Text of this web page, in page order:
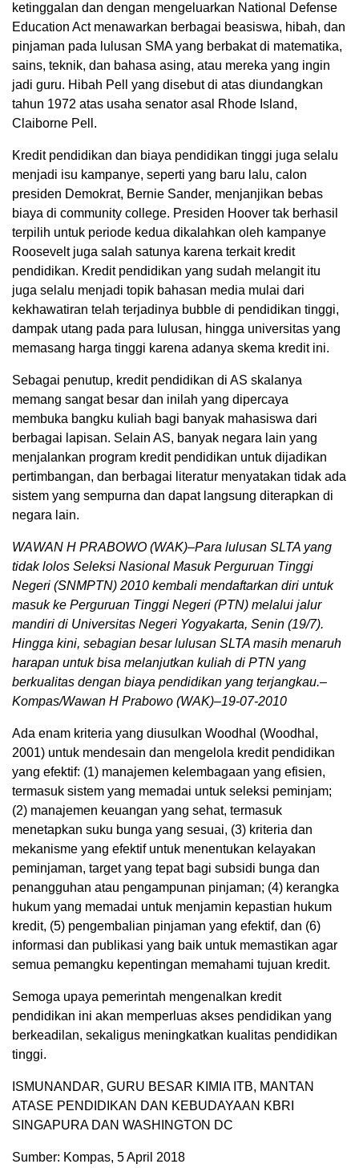
ketinggalan dan dengan mengeluarkan National Defense
Education Act menawarkan berbagai beasiswa, hibah, dan
pinjaman pada lulusan SMA yang berbakat di matematika,
sains, teknik, dan bahasa asing, atau mereka yang ingin
jadi guru. Hibah Pell yang disebut di atas diundangkan
tahun 1972 atas usaha senator asal Rhode Island,
Claiborne Pell.
Kredit pendidikan dan biaya pendidikan tinggi juga selalu
menjadi isu kampanye, seperti yang baru lalu, calon
presiden Demokrat, Bernie Sander, menjanjikan bebas
biaya di community college. Presiden Hoover tak berhasil
terpilih untuk periode kedua dikalahkan oleh kampanye
Roosevelt juga salah satunya karena terkait kredit
pendidikan. Kredit pendidikan yang sudah melangit itu
juga selalu menjadi topik bahasan media mulai dari
kekhawatiran telah terjadinya bubble di pendidikan tinggi,
dampak utang pada para lulusan, hingga universitas yang
memasang harga tinggi karena adanya skema kredit ini.
Sebagai penutup, kredit pendidikan di AS skalanya
memang sangat besar dan inilah yang dipercaya
membuka bangku kuliah bagi banyak mahasiswa dari
berbagai lapisan. Selain AS, banyak negara lain yang
menjalankan program kredit pendidikan untuk dijadikan
pertimbangan, dan berbagai literatur menyatakan tidak ada
sistem yang sempurna dan dapat langsung diterapkan di
negara lain.
WAWAN H PRABOWO (WAK)–Para lulusan SLTA yang
tidak lolos Seleksi Nasional Masuk Perguruan Tinggi
Negeri (SNMPTN) 2010 kembali mendaftarkan diri untuk
masuk ke Perguruan Tinggi Negeri (PTN) melalui jalur
mandiri di Universitas Negeri Yogyakarta, Senin (19/7).
Hingga kini, sebagian besar lulusan SLTA masih menaruh
harapan untuk bisa melanjutkan kuliah di PTN yang
berkualitas dengan biaya pendidikan yang terjangkau.–
Kompas/Wawan H Prabowo (WAK)–19-07-2010
Ada enam kriteria yang diusulkan Woodhal (Woodhal,
2001) untuk mendesain dan mengelola kredit pendidikan
yang efektif: (1) manajemen kelembagaan yang efisien,
termasuk sistem yang memadai untuk seleksi peminjam;
(2) manajemen keuangan yang sehat, termasuk
menetapkan suku bunga yang sesuai, (3) kriteria dan
mekanisme yang efektif untuk menentukan kelayakan
peminjaman, target yang tepat bagi subsidi bunga dan
penangguhan atau pengampunan pinjaman; (4) kerangka
hukum yang memadai untuk menjamin kepastian hukum
kredit, (5) pengembalian pinjaman yang efektif, dan (6)
informasi dan publikasi yang baik untuk memastikan agar
semua pemangku kepentingan memahami tujuan kredit.
Semoga upaya pemerintah mengenalkan kredit
pendidikan ini akan memperluas akses pendidikan yang
berkeadilan, sekaligus meningkatkan kualitas pendidikan
tinggi.
ISMUNANDAR, GURU BESAR KIMIA ITB, MANTAN
ATASE PENDIDIKAN DAN KEBUDAYAAN KBRI
SINGAPURA DAN WASHINGTON DC
Sumber: Kompas, 5 April 2018